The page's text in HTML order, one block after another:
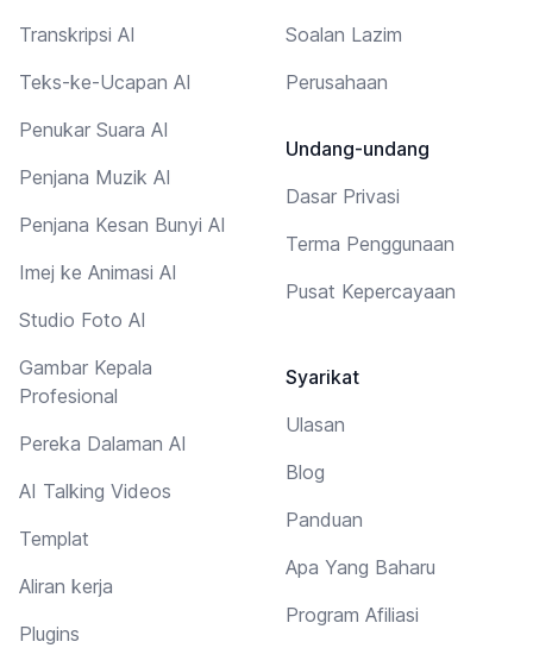
Transkripsi AI
Teks-ke-Ucapan AI
Penukar Suara AI
Penjana Muzik AI
Penjana Kesan Bunyi AI
Imej ke Animasi AI
Studio Foto AI
Gambar Kepala
Profesional
Pereka Dalaman AI
AI Talking Videos
Templat
Aliran kerja
Plugins
Soalan Lazim
Perusahaan
Undang-undang
Dasar Privasi
Terma Penggunaan
Pusat Kepercayaan
Syarikat
Ulasan
Blog
Panduan
Apa Yang Baharu
Program Afiliasi